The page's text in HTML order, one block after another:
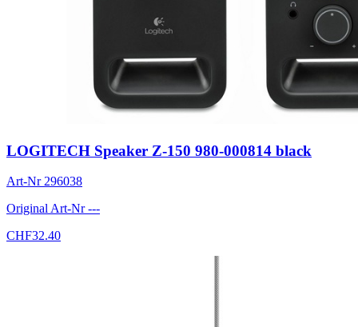
LOGITECH Speaker Z-150 980-000814 black
Art-Nr 296038
Original Art-Nr---
CHF32.40